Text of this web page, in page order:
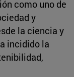
como uno de
y
la ciencia y
incidido la